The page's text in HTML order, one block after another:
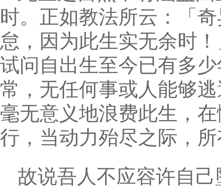
时。正如教法所云：「
怠，因为此生实无余时
试问自出生至今已有多
常，无任何事或人能够
毫无意义地浪费此生，
行，当动力殆尽之际，
故说吾人不应容许自